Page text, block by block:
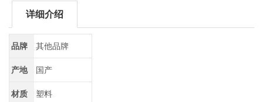
详细介绍
品牌 其他品牌
产地 国产
材质 塑料